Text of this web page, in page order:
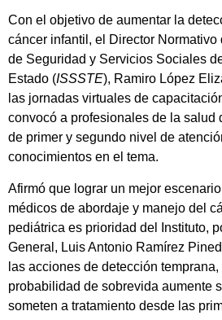
Con el objetivo de aumentar la
cáncer infantil, el Director Normativo
de Seguridad y Servicios Sociales
Estado (ISSSTE), Ramiro López
las jornadas virtuales de
convocó a profesionales de la salud
de primer y segundo nivel de
conocimientos en el tema.
Afirmó que lograr un mejor
médicos de abordaje y manejo del
pediátrica es prioridad del Instituto,
General, Luis Antonio Ramírez
las acciones de detección
probabilidad de sobrevida aumente
someten a tratamiento desde las